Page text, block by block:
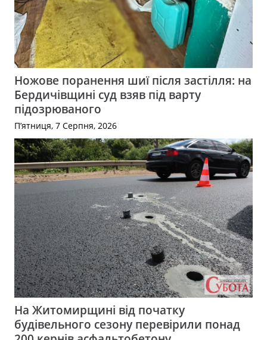
Ножове поранення шиї після застілля: на
Бердичівщині суд взяв під варту
підозрюваного
П’ятниця, 7 Серпня, 2026
На Житомирщині від початку
будівельного сезону перевірили понад